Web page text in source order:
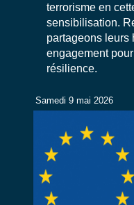
terrorisme en
sensibilisation.
partageons leurs
engagement
résilience.
Samedi 9 mai 2026